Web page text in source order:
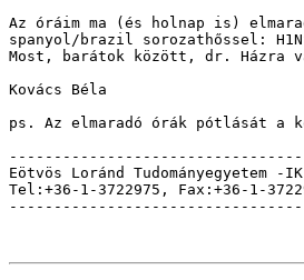
Az óráim ma (és holnap is)
spanyol/brazil sorozathőssel:
Most, barátok között, dr.
Kovács Béla
ps. Az elmaradó órák pótlását a
Eötvös Loránd Tudományegyetem
Tel:+36-1-3722975,